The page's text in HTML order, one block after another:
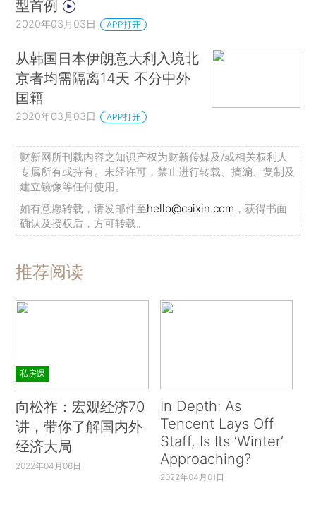
型首例
2020年03月03日 APP打开
从韩国日本伊朗意大利入境北
京者均需隔离14天 不分中外
国籍
2020年03月03日 APP打开
财新网所刊载内容之知识产权为财新传媒及/或相关权利人
专属所有或持有。未经许可，禁止进行转载、摘编、复制及
建立镜像等任何使用。
如有意愿转载，请发邮件至hello@caixin.com ，获得书面
确认及授权后，方可转载。
推荐阅读
私房课
向松祚：宏观经济70
讲，带你了解国内外
经济大局
2022年04月06日
In Depth: As
Tencent Lays Off
Staff, Is Its ‘Winter’
Approaching?
2022年04月01日